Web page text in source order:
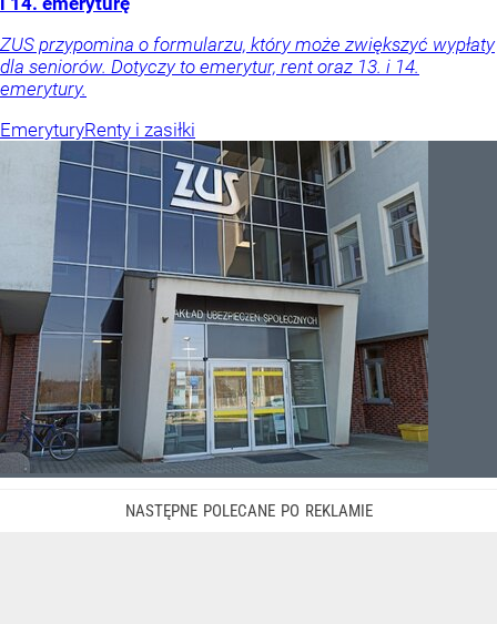
ZUS przypomina o formularzu, który może zwiększyć wypłaty
dla seniorów. Dotyczy to emerytur, rent oraz 13. i 14.
emerytury.
EmeryturyRenty i zasiłki